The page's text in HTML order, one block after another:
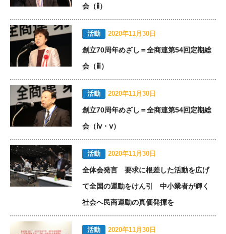
会（ⅱ）
活動 2020年11月30日
創立70周年めざし＝全商連第54回定期総
会（ⅲ）
活動 2020年11月30日
創立70周年めざし＝全商連第54回定期総
会（ⅳ・ⅴ）
活動 2020年11月30日
全体会発言 要求に根差した活動を広げ
て全国の運動をけん引 中小業者が輝く
社会へ民商運動の真価発揮を
活動 2020年11月30日